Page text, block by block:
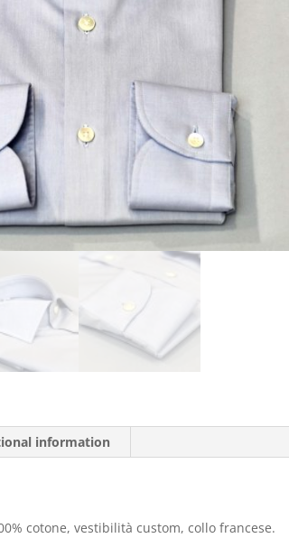
information
cotone, vestibilità custom, collo francese.